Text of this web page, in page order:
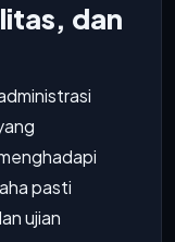
dan
pasti
ujian